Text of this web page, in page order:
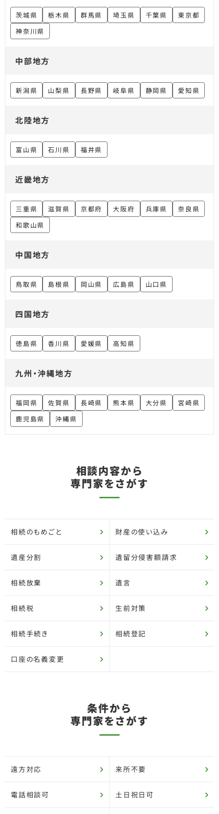
茨城県 栃木県 群馬県 埼玉県 千葉県
東京都
神奈川県
中部地方
新潟県 山梨県 長野県 岐阜県 静岡県 愛知県
北陸地方
富山県 石川県 福井県
近畿地方
三重県 滋賀県 京都府 大阪府 兵庫県
奈良県
和歌山県
中国地方
鳥取県 島根県 岡山県 広島県 山口県
四国地方
徳島県 香川県 愛媛県 高知県
九州・沖縄地方
福岡県 佐賀県 長崎県 熊本県 大分県
宮崎県
鹿児島県
沖縄県
相談内容から
専門家をさがす
相続のもめごと 財産の使い込み
遺産分割 遺留分侵害額請求
相続放棄 遺言
相続税 生前対策
相続手続き 相続登記
口座の名義変更
条件から
専門家をさがす
遠方対応 来所不要
電話相談可 土日祝日可